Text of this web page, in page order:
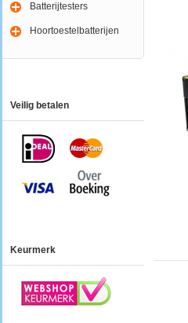
Batterijtesters
Hoortoestelbatterijen
Veilig betalen
Keurmerk